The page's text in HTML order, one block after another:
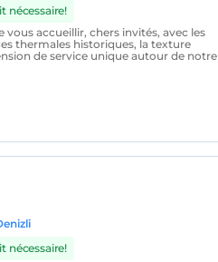
nécessaire!
accueillir, chers invités, avec les
thermales historiques, la texture
de service unique autour de notre
nécessaire!